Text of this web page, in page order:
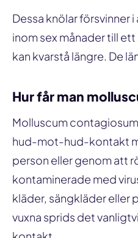
Dessa knölar försvinner
inom sex månader till ett
kan kvarstå längre. De
Hur får man
Molluscum
hud-mot-hud-kontakt
person eller genom att
kontaminerade med
kläder, sängkläder eller
vuxna sprids det